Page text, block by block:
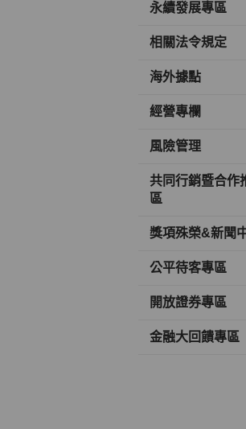
永續發展專區
相關法令規定
海外據點
經營專欄
風險管理
共同行銷暨合作
區
獎項殊榮&新聞
公平待客專區
開放證券專區
金融大回饋專區